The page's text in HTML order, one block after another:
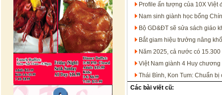
Profile ấn tượng của 10X Việt
Nam sinh giành học bổng
Bộ GD&ĐT sẽ sửa sách giáo
Bắt giam hiệu trưởng nâng
Năm 2025, cả nước có
Việt Nam giành 4 Huy
Thái Bình, Kon Tum: Chuẩn
Các bài viết cũ: